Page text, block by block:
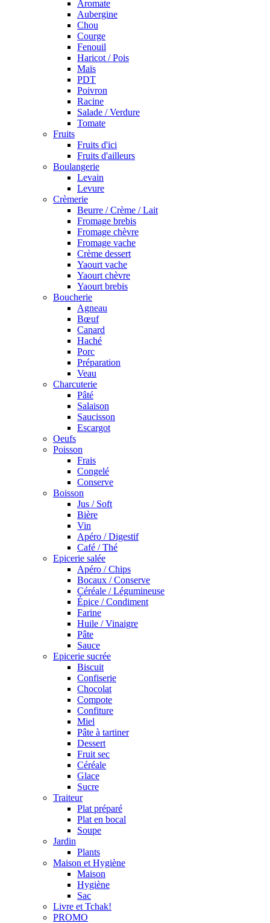
Aromate
Aubergine
Chou
Courge
Fenouil
Haricot / Pois
Maïs
PDT
Poivron
Racine
Salade / Verdure
Tomate
Fruits
Fruits d'ici
Fruits d'ailleurs
Boulangerie
Levain
Levure
Crèmerie
Beurre / Crème / Lait
Fromage brebis
Fromage chèvre
Fromage vache
Crème dessert
Yaourt vache
Yaourt chèvre
Yaourt brebis
Boucherie
Agneau
Bœuf
Canard
Haché
Porc
Préparation
Veau
Charcuterie
Pâté
Salaison
Saucisson
Escargot
Oeufs
Poisson
Frais
Congelé
Conserve
Boisson
Jus / Soft
Bière
Vin
Apéro / Digestif
Café / Thé
Epicerie salée
Apéro / Chips
Bocaux / Conserve
Céréale / Légumineuse
Épice / Condiment
Farine
Huile / Vinaigre
Pâte
Sauce
Epicerie sucrée
Biscuit
Confiserie
Chocolat
Compote
Confiture
Miel
Pâte à tartiner
Dessert
Fruit sec
Céréale
Glace
Sucre
Traiteur
Plat préparé
Plat en bocal
Soupe
Jardin
Plants
Maison et Hygiène
Maison
Hygiène
Sac
Livre et Tchak!
PROMO